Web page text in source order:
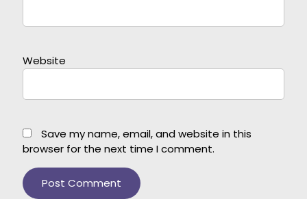
Website
Save my name, email, and website in this
browser for the next time I comment.